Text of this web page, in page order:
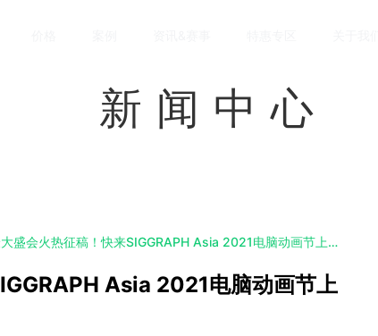
新闻中心
亚洲CG最大盛会火热征稿！快来SIGGRAPH Asia 2021电脑动画节上秀一把！
Asia 2021电脑动画节上